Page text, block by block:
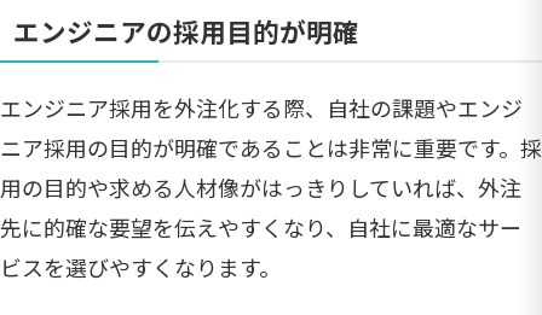
エンジニアの採用目的が明確
エンジニア採用を外注化する際、自社の課題やエンジ
ニア採用の目的が明確であることは非常に重要です。採
用の目的や求める人材像がはっきりしていれば、外注
先に的確な要望を伝えやすくなり、自社に最適なサー
ビスを選びやすくなります。